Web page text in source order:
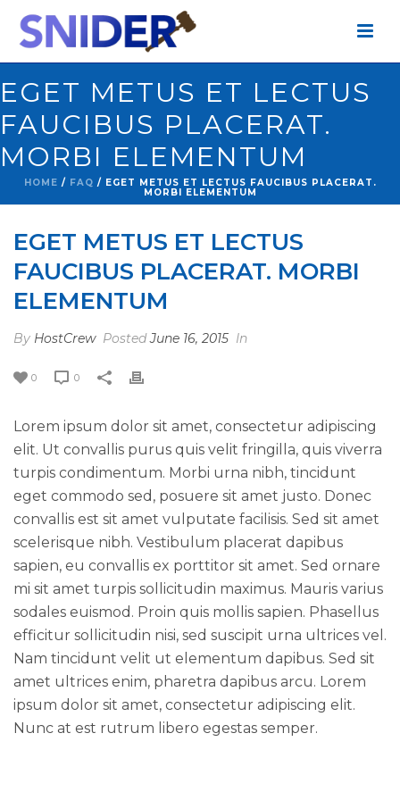
EGET METUS ET LECTUS
FAUCIBUS PLACERAT.
MORBI ELEMENTUM
HOME / FAQ / EGET METUS ET LECTUS FAUCIBUS PLACERAT.
MORBI ELEMENTUM
EGET METUS ET LECTUS
FAUCIBUS PLACERAT. MORBI
ELEMENTUM
By HostCrew PostedJune 16, 2015 In
0 0
Lorem ipsum dolor sit amet, consectetur adipiscing
elit. Ut convallis purus quis velit fringilla, quis viverra
turpis condimentum. Morbi urna nibh, tincidunt
eget commodo sed, posuere sit amet justo. Donec
convallis est sit amet vulputate facilisis. Sed sit amet
scelerisque nibh. Vestibulum placerat dapibus
sapien, eu convallis ex porttitor sit amet. Sed ornare
mi sit amet turpis sollicitudin maximus. Mauris varius
sodales euismod. Proin quis mollis sapien. Phasellus
efficitur sollicitudin nisi, sed suscipit urna ultrices vel.
Nam tincidunt velit ut elementum dapibus. Sed sit
amet ultrices enim, pharetra dapibus arcu. Lorem
ipsum dolor sit amet, consectetur adipiscing elit.
Nunc at est rutrum libero egestas semper.